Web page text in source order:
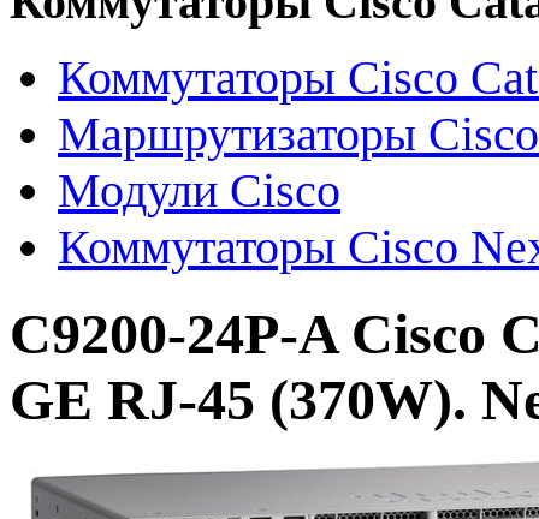
Коммутаторы Cisco
Маршрутизаторы Cisco
Модули Cisco
Коммутаторы Cisco
C9200-24P-A Cisco
GE RJ-45 (370W).